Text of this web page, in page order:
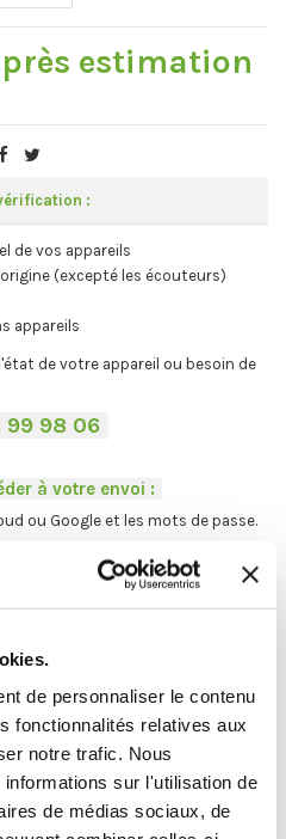
de personnaliser le contenu
fonctionnalités relatives aux
notre trafic. Nous
sur l'utilisation de
de médias sociaux, de
estimation
:
de vos appareils
(excepté les écouteurs)
appareils
de votre appareil ou besoin de
99 98 06-
à votre envoi :
ou Google et les mots de passe.
?
On vous explique la procédure en
étapes :